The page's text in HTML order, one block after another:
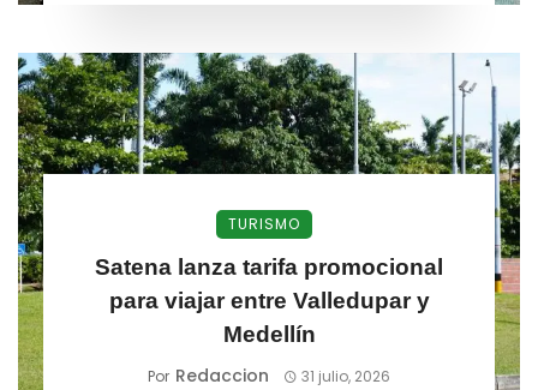
TURISMO
Satena lanza tarifa promocional
para viajar entre Valledupar y
Medellín
Por Redaccion 31 julio, 2026